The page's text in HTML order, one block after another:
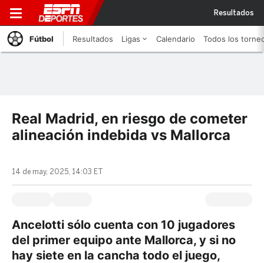
Resultados
Fútbol Resultados Ligas Calendario Todos los
Real Madrid, en riesgo de cometer
alineación indebida vs Mallorca
14 de may, 2025, 14:03 ET
Ancelotti sólo cuenta con 10 jugadores
del primer equipo ante Mallorca, y si no
hay siete en la cancha todo el juego,